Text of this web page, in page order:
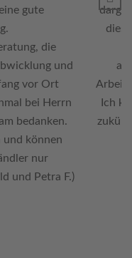
gute
die
und
vor Ort
bei Herrn
bedanken.
können
nur
und Petra F.)
Ich